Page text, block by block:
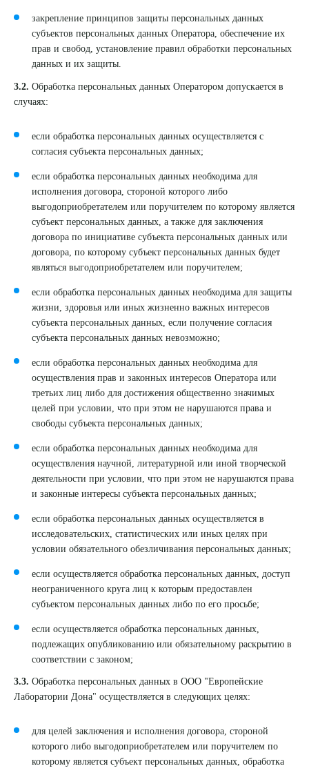
закрепление принципов защиты персональных данных
субъектов персональных данных Оператора, обеспечение их
прав и свобод, установление правил обработки персональных
данных и их защиты.
3.2. Обработка персональных данных Оператором допускается в
случаях:
если обработка персональных данных осуществляется с
согласия субъекта персональных данных;
если обработка персональных данных необходима для
исполнения договора, стороной которого либо
выгодоприобретателем или поручителем по которому является
субъект персональных данных, а также для заключения
договора по инициативе субъекта персональных данных или
договора, по которому субъект персональных данных будет
являться выгодоприобретателем или поручителем;
если обработка персональных данных необходима для защиты
жизни, здоровья или иных жизненно важных интересов
субъекта персональных данных, если получение согласия
субъекта персональных данных невозможно;
если обработка персональных данных необходима для
осуществления прав и законных интересов Оператора или
третьих лиц либо для достижения общественно значимых
целей при условии, что при этом не нарушаются права и
свободы субъекта персональных данных;
если обработка персональных данных необходима для
осуществления научной, литературной или иной творческой
деятельности при условии, что при этом не нарушаются права
и законные интересы субъекта персональных данных;
если обработка персональных данных осуществляется в
исследовательских, статистических или иных целях при
условии обязательного обезличивания персональных данных;
если осуществляется обработка персональных данных, доступ
неограниченного круга лиц к которым предоставлен
субъектом персональных данных либо по его просьбе;
если осуществляется обработка персональных данных,
подлежащих опубликованию или обязательному раскрытию в
соответствии с законом;
3.3. Обработка персональных данных в ООО "Европейские
Лаборатории Дона" осуществляется в следующих целях:
для целей заключения и исполнения договора, стороной
которого либо выгодоприобретателем или поручителем по
которому является субъект персональных данных, обработка